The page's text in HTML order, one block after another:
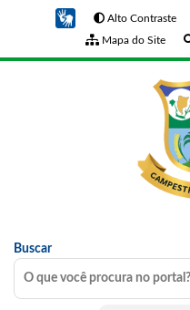
Alto Contraste
Mapa do Site
Buscar